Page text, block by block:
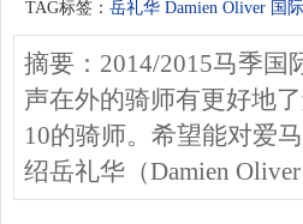
TAG标签： 岳礼华 Damien Oliver 国
摘要：2014/2015马季
声在外的骑师有更好地
10的骑师。希望能对爱
绍岳礼华（Damien Oliver